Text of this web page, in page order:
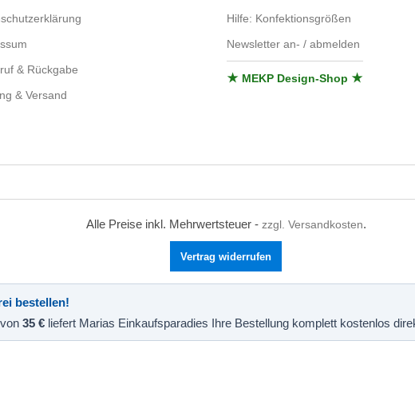
& Rückgabe
& Versand
Hilfe: Konfektionsgrößen
Newsletter an- / abmelden
★ MEKP Design-Shop ★
Alle Preise inkl. Mehrwertsteuer - zzgl. Versandkosten.
Vertrag widerrufen
bestellen!
35 € liefert Marias Einkaufsparadies Ihre Bestellung komplett kostenlos